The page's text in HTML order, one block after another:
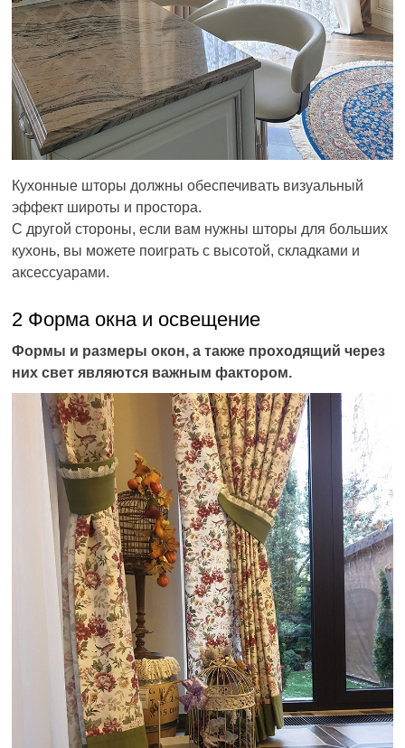
Кухонные шторы должны обеспечивать визуальный
эффект широты и простора.
С другой стороны, если вам нужны шторы для больших
кухонь, вы можете поиграть с высотой, складками и
аксессуарами.
2 Форма окна и освещение
Формы и размеры окон, а также проходящий через
них свет являются важным фактором.